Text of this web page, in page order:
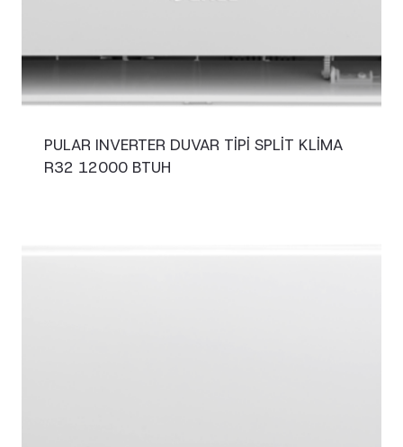
PULAR INVERTER DUVAR TIPI SPLIT KLIMA
R32 12000 BTUH